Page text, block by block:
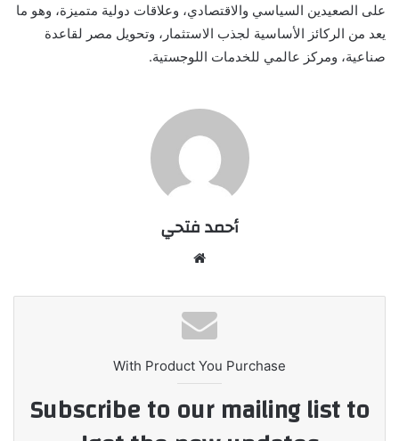
على الصعيدين السياسي والاقتصادي، وعلاقات دولية متميزة، وهو ما
يعد من الركائز الأساسية لجذب الاستثمار، وتحويل مصر لقاعدة
صناعية، ومركز عالمي للخدمات اللوجستية.
أحمد فتحي
With Product You Purchase
Subscribe to our mailing list to